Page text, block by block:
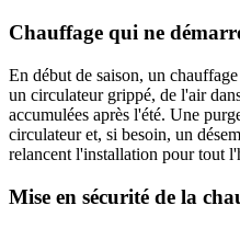
Chauffage qui ne
En début de saison, un
un circulateur grippé, de l'air
accumulées après l'été. Une
circulateur et, si besoin, un
relancent l'installation pour tout
Mise en sécurité de la